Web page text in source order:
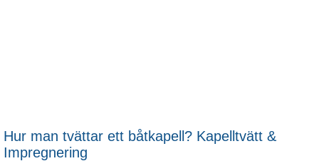
Hur man tvättar ett båtkapell? Kapelltvätt &
Impregnering